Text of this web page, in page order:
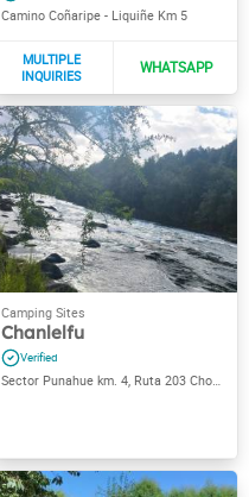
Camino Coñaripe - Liquiñe Km 5
Chanlelfu